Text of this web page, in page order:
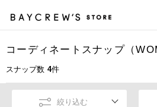
コーディネートスナップ（
スナップ数 4件
絞り込む